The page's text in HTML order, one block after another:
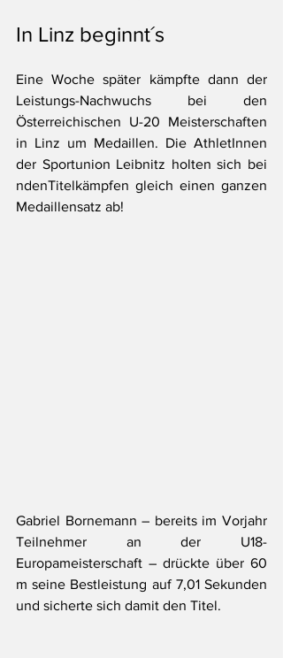
In Linz beginnt´s
Eine Woche später kämpfte dann der
Leistungs-Nachwuchs bei den
Österreichischen U-20 Meisterschaften
in Linz um Medaillen. Die AthletInnen
der Sportunion Leibnitz holten sich bei
ndenTitelkämpfen gleich einen ganzen
Medaillensatz ab!
Gabriel Bornemann – bereits im Vorjahr
Teilnehmer an der U18-
Europameisterschaft – drückte über 60
m seine Bestleistung auf 7,01 Sekunden
und sicherte sich damit den Titel.